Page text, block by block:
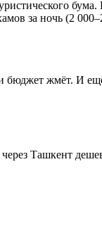
за ночь (2
бюджет жмёт. И
Ташкент